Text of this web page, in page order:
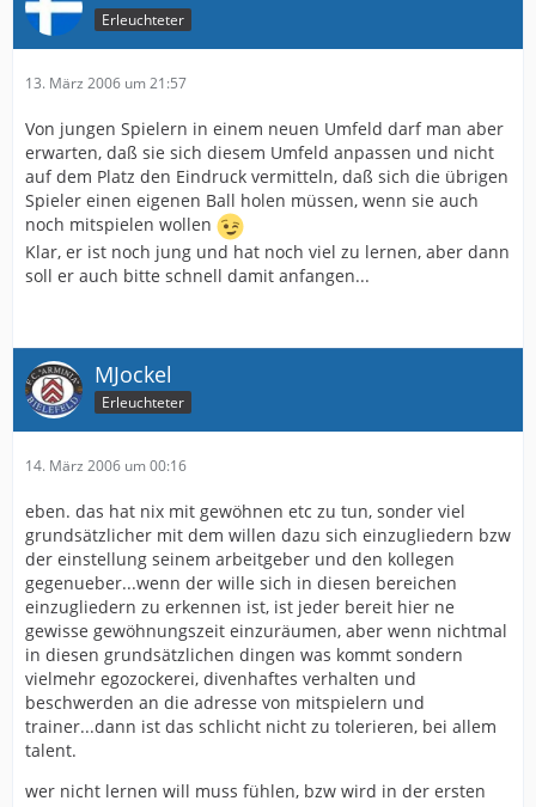
Erleuchteter
13. März 2006 um 21:57
Von jungen Spielern in einem neuen Umfeld darf man aber
erwarten, daß sie sich diesem Umfeld anpassen und nicht
auf dem Platz den Eindruck vermitteln, daß sich die übrigen
Spieler einen eigenen Ball holen müssen, wenn sie auch
noch mitspielen wollen
Klar, er ist noch jung und hat noch viel zu lernen, aber dann
soll er auch bitte schnell damit anfangen...
MJockel
Erleuchteter
14. März 2006 um 00:16
eben. das hat nix mit gewöhnen etc zu tun, sonder viel
grundsätzlicher mit dem willen dazu sich einzugliedern bzw
der einstellung seinem arbeitgeber und den kollegen
gegenueber...wenn der wille sich in diesen bereichen
einzugliedern zu erkennen ist, ist jeder bereit hier ne
gewisse gewöhnungszeit einzuräumen, aber wenn nichtmal
in diesen grundsätzlichen dingen was kommt sondern
vielmehr egozockerei, divenhaftes verhalten und
beschwerden an die adresse von mitspielern und
trainer...dann ist das schlicht nicht zu tolerieren, bei allem
talent.
wer nicht lernen will muss fühlen, bzw wird in der ersten